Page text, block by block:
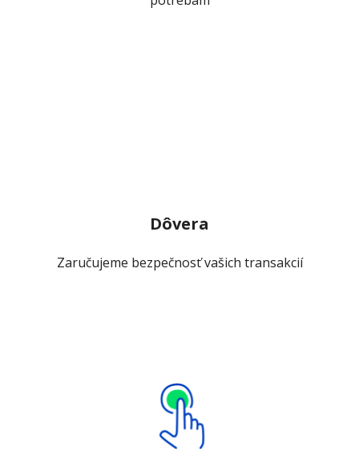
Dôvera
Zaručujeme bezpečnosť vašich transakcií